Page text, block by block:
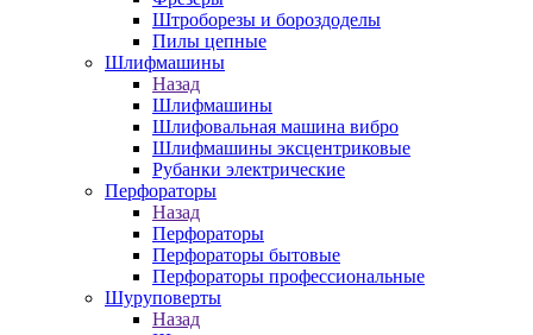
Штроборезы и бороздоделы
Пилы цепные
Шлифмашины
Назад
Шлифмашины
Шлифовальная машина вибро
Шлифмашины эксцентриковые
Рубанки электрические
Перфораторы
Назад
Перфораторы
Перфораторы бытовые
Перфораторы профессиональные
Шуруповерты
Назад